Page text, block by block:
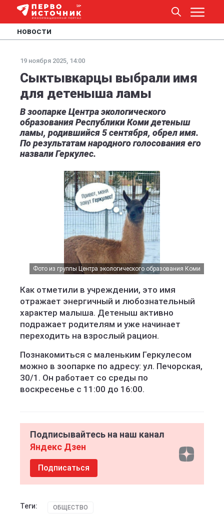
НОВОСТИ
19 ноября 2025, 14:00
Сыктывкарцы выбрали имя
для детеныша ламы
В зоопарке Центра экологического
образования Республики Коми детеныш
ламы, родившийся 5 сентября, обрел имя.
По результатам народного голосования его
назвали Геркулес.
Фото из группы Центра экологического образования Коми
Как отметили в учреждении, это имя
отражает энергичный и любознательный
характер малыша. Детеныш активно
подражает родителям и уже начинает
переходить на взрослый рацион.
Познакомиться с маленьким Геркулесом
можно в зоопарке по адресу: ул. Печорская,
30/1. Он работает со среды по
воскресенье с 11:00 до 16:00.
Подписывайтесь на наш канал
Яндекс Дзен
Подписаться
Теги: ОБЩЕСТВО